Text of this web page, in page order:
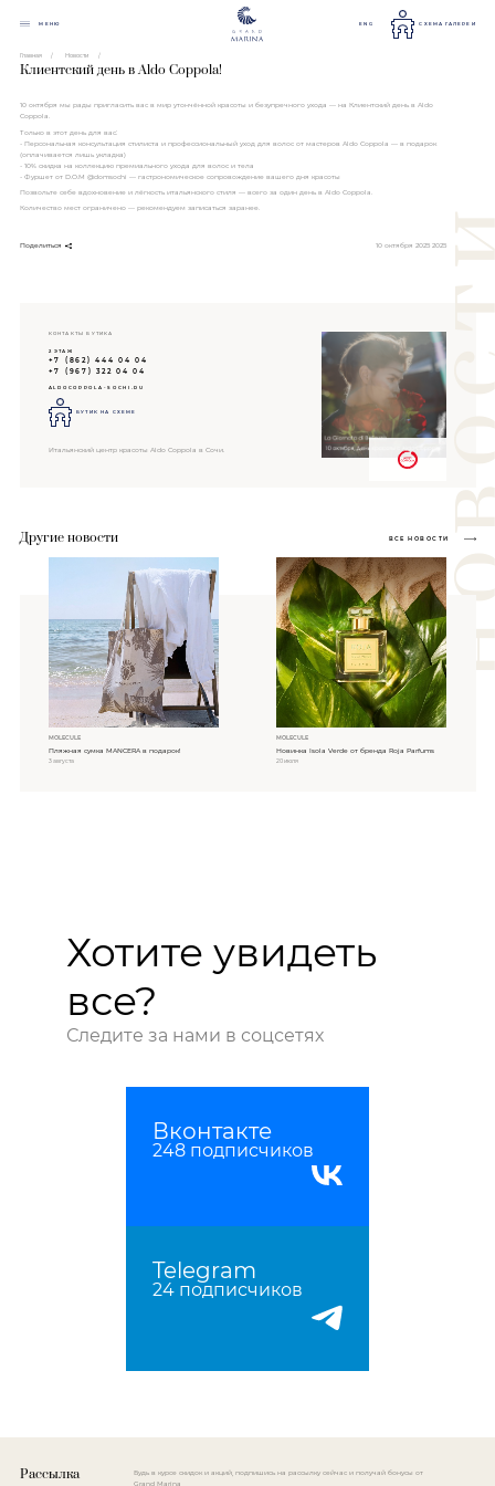
МЕНЮ ENG СХЕМА ГАЛЕРЕИ
Главная Новости
Клиентский день в Aldo Coppola!
10 октября мы рады пригласить вас в мир утончённой красоты и безупречного ухода — на Клиентский день в Aldo
Coppola.
Только в этот день для вас:
- Персональная консультация стилиста и профессиональный уход для волос от мастеров Aldo Coppola — в подарок
(оплачивается лишь укладка)
- 10% скидка на коллекцию премиального ухода для волос и тела
- Фуршет от D.O.M @domsochi — гастрономическое сопровождение вашего дня красоты
Позвольте себе вдохновение и лёгкость итальянского стиля — всего за один день в Aldo Coppola.
Количество мест ограничено — рекомендуем записаться заранее.
Поделиться 10 октября 2025 2025
КОНТАКТЫ БУТИКА
2 ЭТАЖ
+7 (862) 444 04 04
+7 (967) 322 04 04
ALDOCOPPOLA-SOCHI.RU
БУТИК НА СХЕМЕ
Итальянский центр красоты Aldo Coppola в Сочи.
Другие новости ВСЕ НОВОСТИ
MOLECULE
Пляжная сумка MANCERA в подарок!
3 августа
MOLECULE
Новинка Isola Verde от бренда Roja Parfums
20 июля
Хотите увидеть
все?
Следите за нами в соцсетях
Вконтакте
248 подписчиков
Telegram
24 подписчиков
Рассылка
Будь в курсе скидок и акций, подпишись на рассылку сейчас и получай бонусы от
Grand Marina